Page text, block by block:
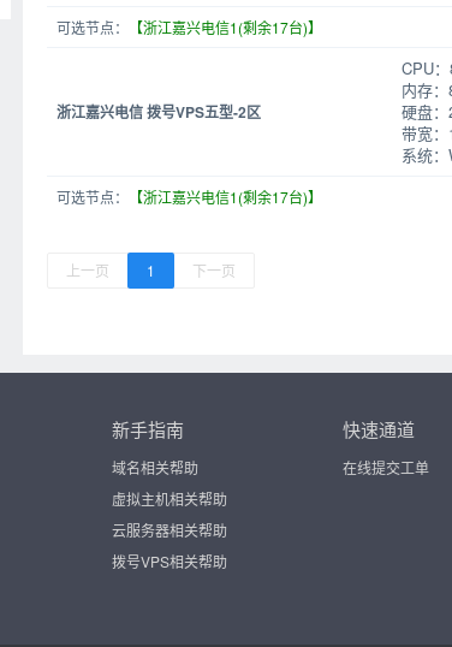
可选节点： 【浙江嘉兴电信1(剩余17台)】
浙江嘉兴电信 拨号VPS五型-2区
CPU
内存
硬盘
带宽
系统
可选节点： 【浙江嘉兴电信1(剩余17台)】
上一页 1 下一页
新手指南
域名相关帮助
虚拟主机相关帮助
云服务器相关帮助
拨号VPS相关帮助
快速通道
在线提交工单